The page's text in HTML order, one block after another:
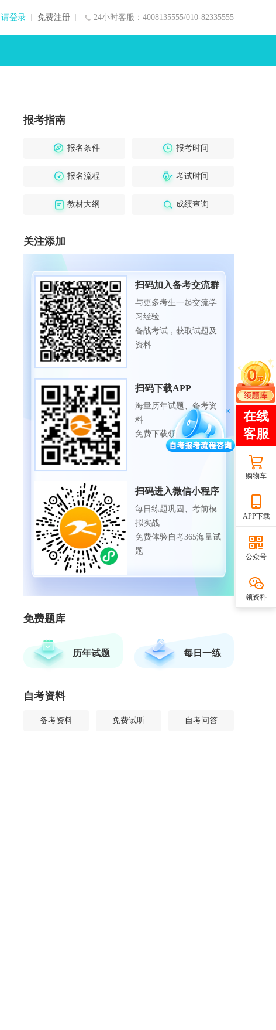
24小时客服：4008135555/010-82335555
登录 免费注册
报考指南
报名条件 报考时间
报名流程 考试时间
教材大纲 成绩查询
关注添加
扫码加入备考交流群
与更多考生一起交流学
习经验
备战考试，获取试题及
资料
扫码下载APP
海量历年试题、备考资
料
免费下载领取
扫码进入微信小程序
每日练题巩固、考前模
拟实战
免费体验自考365海量试
题
免费题库
历年试题 每日一练
自考资料
备考资料 免费试听 自考问答
购物车
APP下载
公众号
领资料